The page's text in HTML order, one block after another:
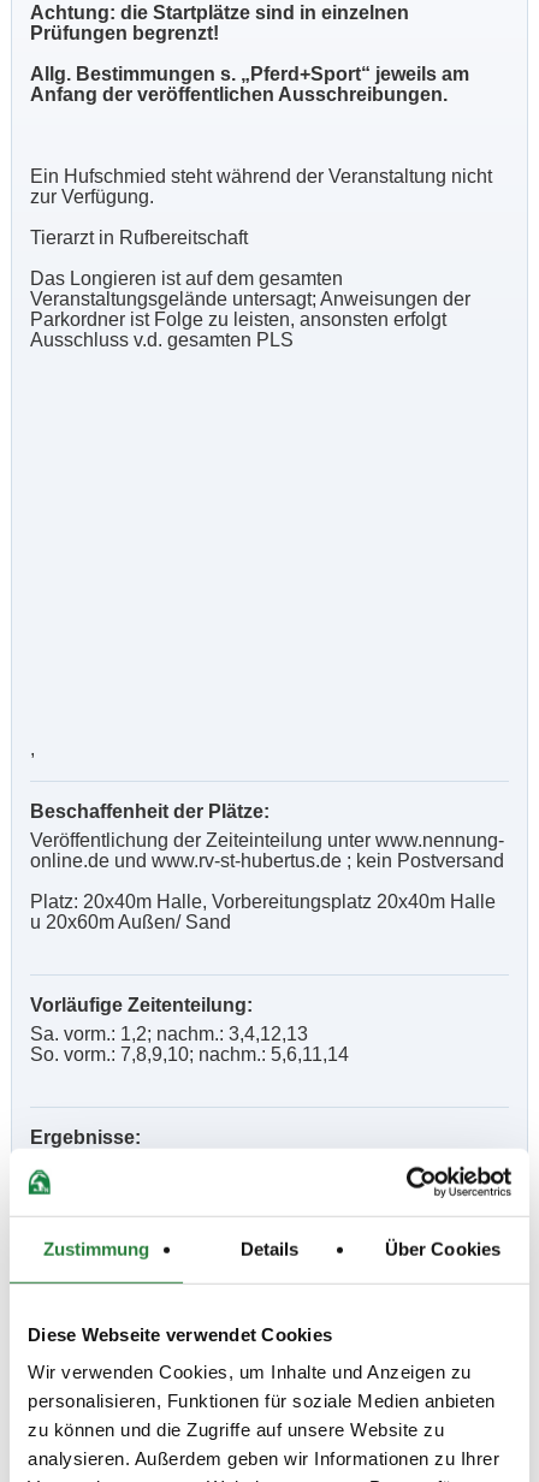
Zustimmung Details Über Cookies
Diese Webseite verwendet Cookies
Wir verwenden Cookies, um Inhalte und Anzeigen zu
personalisieren, Funktionen für soziale Medien anbieten
zu können und die Zugriffe auf unsere Website zu
analysieren. Außerdem geben wir Informationen zu Ihrer
Achtung: die Startplätze sind in einzelnen
Prüfungen begrenzt!
Allg. Bestimmungen s. „Pferd+Sport“ jeweils am
Anfang der veröffentlichen Ausschreibungen.
Ein Hufschmied steht während der Veranstaltung nicht
zur Verfügung.
Tierarzt in Rufbereitschaft
Das Longieren ist auf dem gesamten
Veranstaltungsgelände untersagt; Anweisungen der
Parkordner ist Folge zu leisten, ansonsten erfolgt
Ausschluss v.d. gesamten PLS
,
Beschaffenheit der Plätze:
Veröffentlichung der Zeiteinteilung unter www.nennung-
online.de und www.rv-st-hubertus.de ; kein Postversand
Platz: 20x40m Halle, Vorbereitungsplatz 20x40m Halle
u 20x60m Außen/ Sand
Vorläufige Zeitenteilung:
Sa. vorm.: 1,2; nachm.: 3,4,12,13
So. vorm.: 7,8,9,10; nachm.: 5,6,11,14
Ergebnisse:
Zu den Ergebnissen auf www.fn-erfolgsdaten.de
Datum Prüfung Disziplin
12.10.2024
1. Dressurreiterprüfung Kl.A DRE